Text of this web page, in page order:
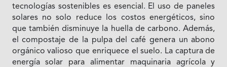
tecnologías sostenibles es esencial. El uso de paneles
solares no solo reduce los costos energéticos, sino
que también disminuye la huella de carbono. Además,
el compostaje de la pulpa del café genera un abono
orgánico valioso que enriquece el suelo. La captura de
energía solar para alimentar maquinaria agrícola y